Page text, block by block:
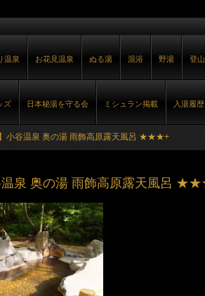
温泉 お花見温泉 ぬる湯 混浴 野湯 登
ズ 日本秘湯を守る会 ミシュラン掲載 入湯履歴
】小谷温泉 奥の湯 雨飾高原露天風呂 ★★★+
温泉 奥の湯 雨飾高原露天風呂